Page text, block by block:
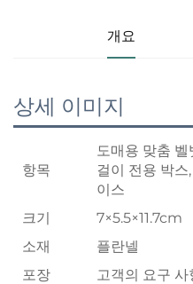
개요
상세 이미지
항목
도매용 맞춤 벨
걸이 전용 박스
이스
크기
7×5.5×11.7cm
소재
플란넬
포장
고객의 요구